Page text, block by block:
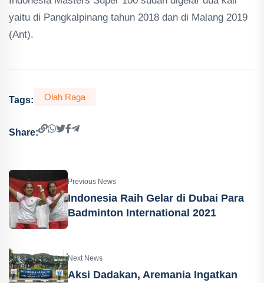
yaitu di Pangkalpinang tahun 2018 dan di Malang 2019
(Ant).
Tags: Olah Raga
Share:
Previous News
Indonesia Raih Gelar di Dubai Para
Badminton International 2021
Next News
Aksi Dadakan, Aremania Ingatkan